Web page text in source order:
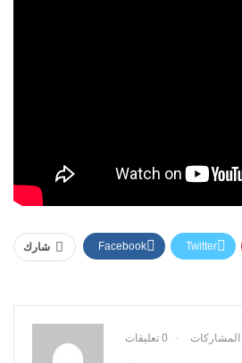
شارك Facebook Twitter
0 تعليقات